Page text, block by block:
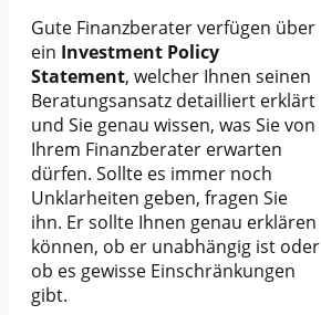
Gute Finanzberater verfügen über
ein Investment Policy
Statement, welcher Ihnen seinen
Beratungsansatz detailliert erklärt
und Sie genau wissen, was Sie von
Ihrem Finanzberater erwarten
dürfen. Sollte es immer noch
Unklarheiten geben, fragen Sie
ihn. Er sollte Ihnen genau erklären
können, ob er unabhängig ist oder
ob es gewisse Einschränkungen
gibt.